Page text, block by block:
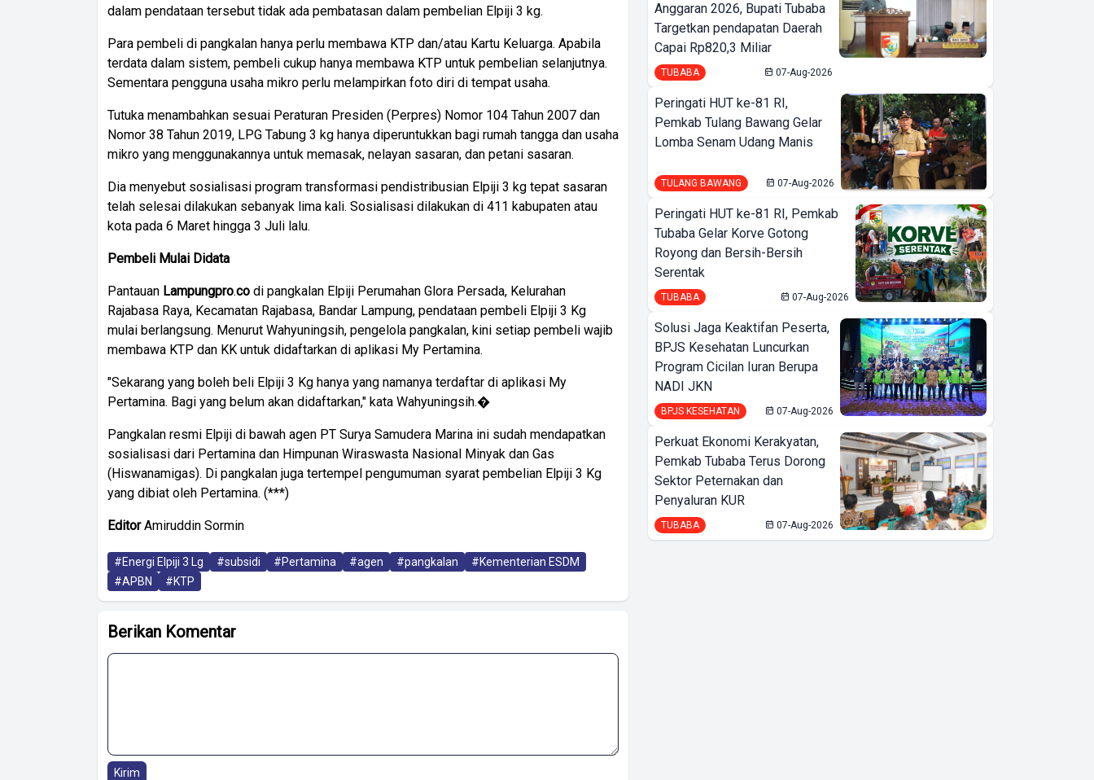
dalam pendataan tersebut tidak ada pembatasan dalam pembelian Elpiji 3 kg.
Para pembeli di pangkalan hanya perlu membawa KTP dan/atau Kartu Keluarga. Apabila
terdata dalam sistem, pembeli cukup hanya membawa KTP untuk pembelian selanjutnya.
Sementara pengguna usaha mikro perlu melampirkan foto diri di tempat usaha.
Tutuka menambahkan sesuai Peraturan Presiden (Perpres) Nomor 104 Tahun 2007 dan
Nomor 38 Tahun 2019, LPG Tabung 3 kg hanya diperuntukkan bagi rumah tangga dan usaha
mikro yang menggunakannya untuk memasak, nelayan sasaran, dan petani sasaran.
Dia menyebut sosialisasi program transformasi pendistribusian Elpiji 3 kg tepat sasaran
telah selesai dilakukan sebanyak lima kali. Sosialisasi dilakukan di 411 kabupaten atau
kota pada 6 Maret hingga 3 Juli lalu.
Pembeli Mulai Didata
Pantauan Lampungpro.co di pangkalan Elpiji Perumahan Glora Persada, Kelurahan
Rajabasa Raya, Kecamatan Rajabasa, Bandar Lampung, pendataan pembeli Elpiji 3 Kg
mulai berlangsung. Menurut Wahyuningsih, pengelola pangkalan, kini setiap pembeli wajib
membawa KTP dan KK untuk didaftarkan di aplikasi My Pertamina.
"Sekarang yang boleh beli Elpiji 3 Kg hanya yang namanya terdaftar di aplikasi My
Pertamina. Bagi yang belum akan didaftarkan," kata Wahyuningsih.�
Pangkalan resmi Elpiji di bawah agen PT Surya Samudera Marina ini sudah mendapatkan
sosialisasi dari Pertamina dan Himpunan Wiraswasta Nasional Minyak dan Gas
(Hiswanamigas). Di pangkalan juga tertempel pengumuman syarat pembelian Elpiji 3 Kg
yang dibiat oleh Pertamina. (***)
EditorAmiruddin Sormin
#Energi Elpiji 3 Lg #subsidi #Pertamina #agen #pangkalan
#Kementerian ESDM
#APBN
#KTP
Berikan Komentar
Kirim
Anggaran 2026, Bupati Tubaba
Targetkan pendapatan Daerah
Capai Rp820,3 Miliar
TUBABA 07-Aug-2026
Peringati HUT ke-81 RI,
Pemkab Tulang Bawang Gelar
Lomba Senam Udang Manis
TULANG BAWANG 07-Aug-2026
Peringati HUT ke-81 RI, Pemkab
Tubaba Gelar Korve Gotong
Royong dan Bersih-Bersih
Serentak
TUBABA 07-Aug-2026
Solusi Jaga Keaktifan Peserta,
BPJS Kesehatan Luncurkan
Program Cicilan Iuran Berupa
NADI JKN
BPJS KESEHATAN 07-Aug-2026
Perkuat Ekonomi Kerakyatan,
Pemkab Tubaba Terus Dorong
Sektor Peternakan dan
Penyaluran KUR
TUBABA 07-Aug-2026